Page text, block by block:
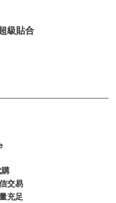
級貼合
交易
充足